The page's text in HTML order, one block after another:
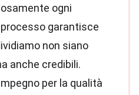
ogni
garantisce
non siano
anche credibili.
per la qualità